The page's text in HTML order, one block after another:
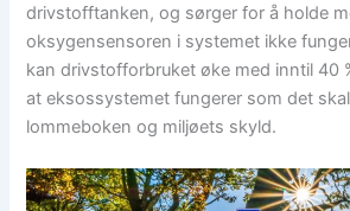
drivstofftanken, og sørger for å holde
oksygensensoren i systemet ikke
kan drivstofforbruket øke med inntil 40
at eksossystemet fungerer som det
lommeboken og miljøets skyld.